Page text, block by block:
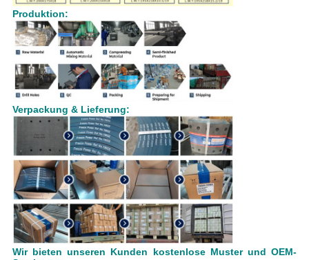
Produktion:
Verpackung & Lieferung:
Wir bieten unseren Kunden kostenlose Muster und OEM-